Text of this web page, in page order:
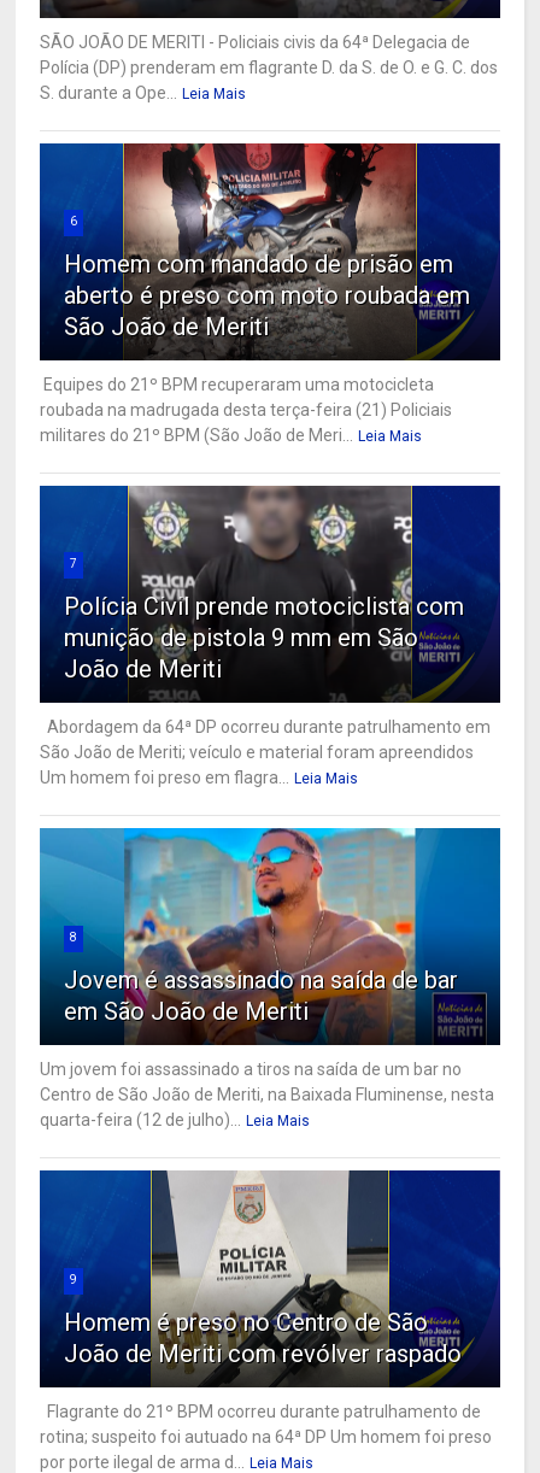
SÃO JOÃO DE MERITI - Policiais civis da 64ª Delegacia de
Polícia (DP) prenderam em flagrante D. da S. de O. e G. C. dos
S. durante a Ope...
Leia Mais
6
Homem com mandado de prisão em
aberto é preso com moto roubada em
São João de Meriti
Equipes do 21º BPM recuperaram uma motocicleta
roubada na madrugada desta terça-feira (21) Policiais
militares do 21º BPM (São João de Meri...
Leia Mais
7
Polícia Civil prende motociclista com
munição de pistola 9 mm em São
João de Meriti
Abordagem da 64ª DP ocorreu durante patrulhamento em
São João de Meriti; veículo e material foram apreendidos
Um homem foi preso em flagra...
Leia Mais
8
Jovem é assassinado na saída de bar
em São João de Meriti
Um jovem foi assassinado a tiros na saída de um bar no
Centro de São João de Meriti, na Baixada Fluminense, nesta
quarta-feira (12 de julho)...
Leia Mais
9
Homem é preso no Centro de São
João de Meriti com revólver raspado
Flagrante do 21º BPM ocorreu durante patrulhamento de
rotina; suspeito foi autuado na 64ª DP Um homem foi preso
por porte ilegal de arma d...
Leia Mais